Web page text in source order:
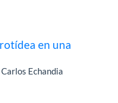
en una
Echandia